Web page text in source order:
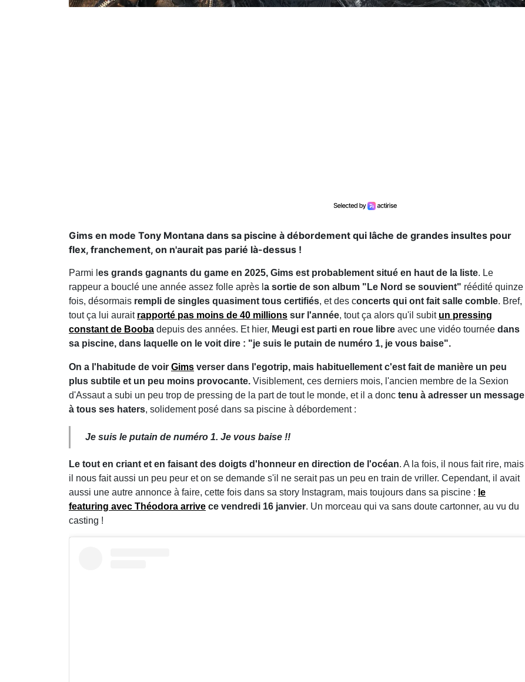
Gims en mode Tony Montana dans sa piscine à débordement qui lâche de grandes insultes pour
flex, franchement, on n'aurait pas parié là-dessus !
Parmi l es grands gagnants du game en 2025, Gims est probablement situé en haut de la liste. Le
rappeur a bouclé une année assez folle après l a sortie de son album "Le Nord se souvient" réédité quinze
fois, désormais rempli de singles quasiment tous certifiés, et des concerts qui ont fait salle comble. Bref,
tout ça lui aurait rapporté pas moins de 40 millions sur l'année, tout ça alors qu'il subit un pressing
constant de Booba depuis des années. Et hier, Meugi est parti en roue libre avec une vidéo tournée dans
sa piscine, dans laquelle on le voit dire : "je suis le putain de numéro 1, je vous baise".
On a l'habitude de voir Gims verser dans l'egotrip, mais habituellement c'est fait de manière un peu
plus subtile et un peu moins provocante. Visiblement, ces derniers mois, l'ancien membre de la Sexion
d'Assaut a subi un peu trop de pressing de la part de tout le monde, et il a donc tenu à adresser un message
à tous ses haters, solidement posé dans sa piscine à débordement :
Je suis le putain de numéro 1. Je vous baise !!
Le tout en criant et en faisant des doigts d'honneur en direction de l'océan. A la fois, il nous fait rire, mais
il nous fait aussi un peu peur et on se demande s'il ne serait pas un peu en train de vriller. Cependant, il avait
aussi une autre annonce à faire, cette fois dans sa story Instagram, mais toujours dans sa piscine : le
featuring avec Théodora arrive ce vendredi 16 janvier. Un morceau qui va sans doute cartonner, au vu du
casting !